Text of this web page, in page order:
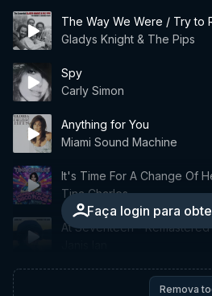
The Way We Were / Try to
Gladys Knight & The Pips
Spy
Carly Simon
Anything for You
Miami Sound Machine
Faça login para
It's Time For A Change Of
Tina Charles
At Seventeen - Remastered
Remova